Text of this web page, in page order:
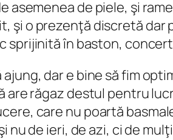
de piele, şi
şi o prezenţă discretă dar
sprijinită în baston,
dar e bine să fim
răgaz destul pentru
care nu poartă
de ieri, de azi, ci de